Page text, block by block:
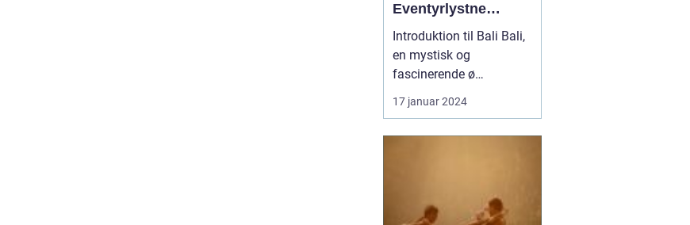
Eventyrlystne
Rejsende
Introduktion til Bali Bali,
en mystisk og
fascinerende ø
beliggende i det smukke
Indonesien, har længe
betagende
17 januar 2024